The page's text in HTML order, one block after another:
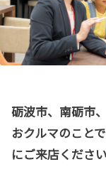
砺波市、南砺市
おクルマのこと
にご来店くださ